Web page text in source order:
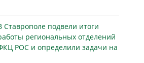
Ставрополе подвели итоги
региональных отделений
РОС и определили задачи на